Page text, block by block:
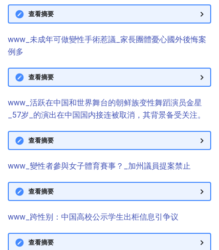
查看摘要
www_未成年可做變性手術惹議_家長團體憂心國外後悔案
例多
查看摘要
www_活跃在中国和世界舞台的朝鲜族变性舞蹈演员金星
_57岁_的演出在中国国内接连被取消，其背景备受关注。
查看摘要
www_變性者參與女子體育賽事？_加州議員提案禁止
查看摘要
www_跨性别：中国高校公示学生出柜信息引争议
查看摘要